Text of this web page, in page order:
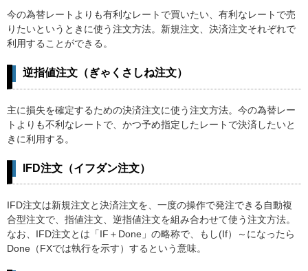
今の為替レートよりも有利なレートで買いたい、有利なレートで売
りたいというときに使う注文方法。新規注文、決済注文それぞれで
利用することができる。
逆指値注文（ぎゃくさしね注文）
主に損失を確定するための決済注文に使う注文方法。今の為替レー
トよりも不利なレートで、かつ予め指定したレートで決済したいと
きに利用する。
IFD注文（イフダン注文）
IFD注文は新規注文と決済注文を、一度の操作で発注できる自動複
合型注文で、指値注文、逆指値注文を組み合わせて使う注文方法。
なお、IFD注文とは「IF＋Done」の略称で、もし(If）～になったら
Done（FXでは執行を示す）するという意味。